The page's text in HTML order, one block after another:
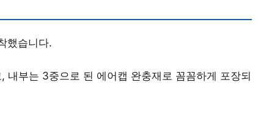
했습니다.
내부는 3중으로 된 에어캡 완충재로 꼼꼼하게 포장되